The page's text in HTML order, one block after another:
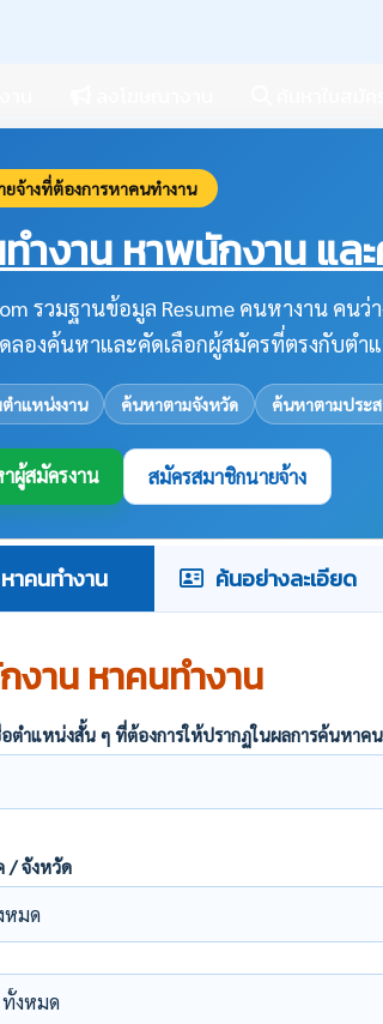
จ้างที่ต้องการหาคนทำงาน
ำงาน หาพนักงาน แล
รวมฐานข้อมูล Resume คนหางาน คน
ลองค้นหาและคัดเลือกผู้สมัครที่ตรงกับต
ำแหน่งงาน ค้นหาตามจังหวัด ค้นหาตามประ
ผู้สมัครงาน สมัครสมาชิกนายจ้าง
หาคนทำงาน ค้นอย่างละเอียด
งาน หาคนทำงาน
ตำแหน่งสั้น ๆ ที่ต้องการให้ปรากฏในผลการค้นหาค
/ จังหวัด